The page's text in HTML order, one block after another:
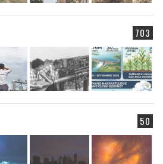
703
50